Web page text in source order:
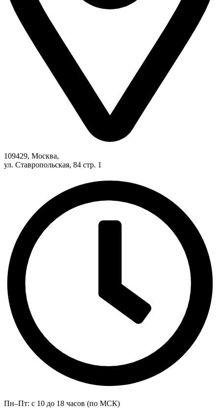
109429, Москва,
ул. Ставропольская, 84 стр. 1
Пн–Пт: с 10 до 18 часов (по МСК)